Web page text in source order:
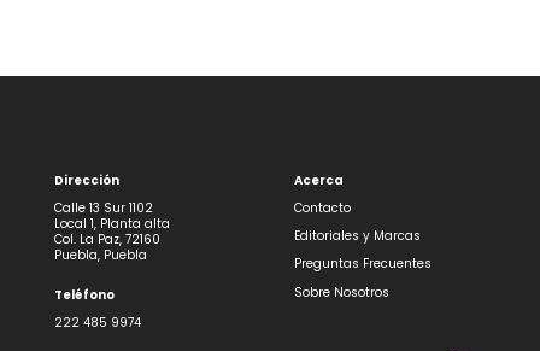
Dirección
Calle 13 Sur 1102
Local 1, Planta alta
Col. La Paz, 72160
Puebla, Puebla
Teléfono
222 485 9974
Acerca
Contacto
Editoriales y Marcas
Preguntas Frecuentes
Sobre Nosotros